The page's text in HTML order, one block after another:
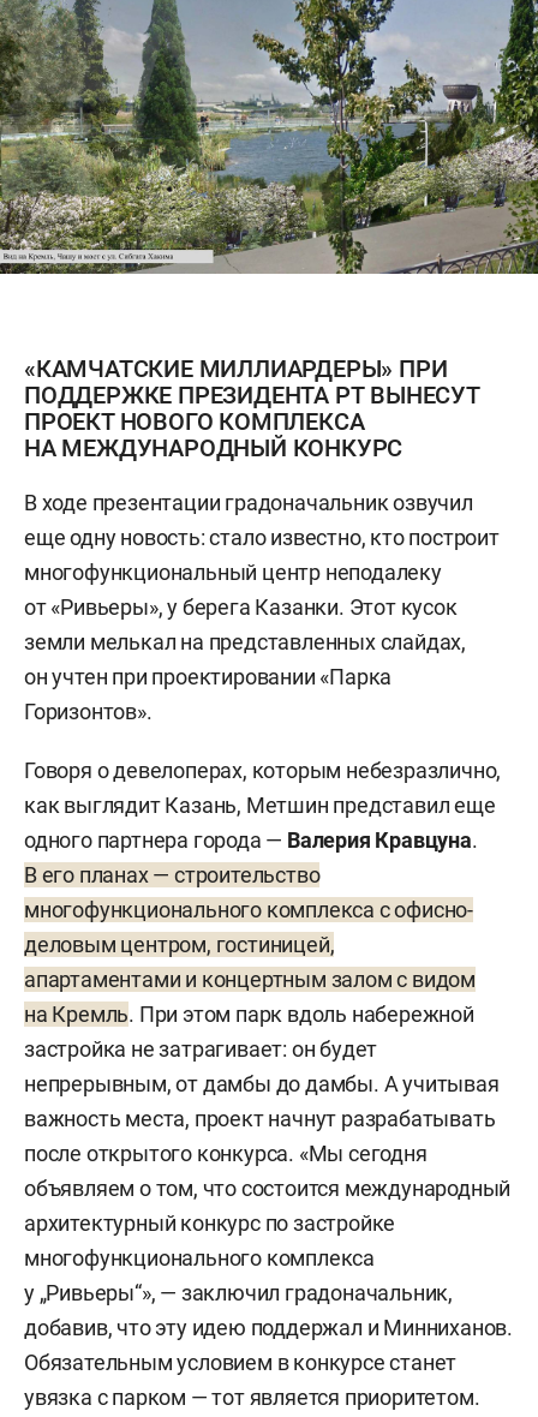
«КАМЧАТСКИЕ МИЛЛИАРДЕРЫ» ПРИ
ПОДДЕРЖКЕ ПРЕЗИДЕНТА РТ ВЫНЕСУТ
ПРОЕКТ НОВОГО КОМПЛЕКСА
НА МЕЖДУНАРОДНЫЙ КОНКУРС
В ходе презентации градоначальник озвучил
еще одну новость: стало известно, кто построит
многофункциональный центр неподалеку
от «Ривьеры», у берега Казанки. Этот кусок
земли мелькал на представленных слайдах,
он учтен при проектировании «Парка
Горизонтов».
Говоря о девелоперах, которым небезразлично,
как выглядит Казань, Метшин представил еще
одного партнера города — Валерия Кравцуна.
В его планах — строительство
многофункционального комплекса с офисно-
деловым центром, гостиницей,
апартаментами и концертным залом с видом
на Кремль. При этом парк вдоль набережной
застройка не затрагивает: он будет
непрерывным, от дамбы до дамбы. А учитывая
важность места, проект начнут разрабатывать
после открытого конкурса. «Мы сегодня
объявляем о том, что состоится международный
архитектурный конкурс по застройке
многофункционального комплекса
у „Ривьеры“», — заключил градоначальник,
добавив, что эту идею поддержал и Минниханов.
Обязательным условием в конкурсе станет
увязка с парком — тот является приоритетом.